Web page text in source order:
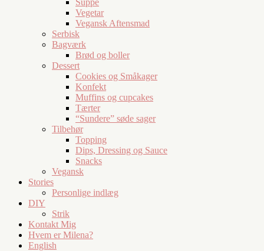
Vegetar
Vegansk Aftensmad
Serbisk
Bagværk
Brød og boller
Dessert
Cookies og Småkager
Konfekt
Muffins og cupcakes
Tærter
“Sundere” søde sager
Tilbehør
Topping
Dips, Dressing og Sauce
Snacks
Vegansk
Stories
Personlige indlæg
DIY
Strik
Kontakt Mig
Hvem er Milena?
English